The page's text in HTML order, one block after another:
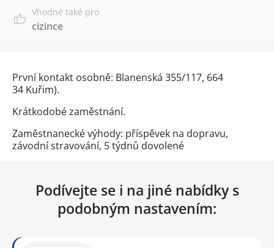
Vhodné také pro
cizince
První kontakt osobně: Blanenská 355/117, 664
34 Kuřim).
Krátkodobé zaměstnání.
Zaměstnanecké výhody: příspěvek na dopravu,
závodní stravování, 5 týdnů dovolené
Podívejte se i na jiné nabídky s
podobným nastavením: